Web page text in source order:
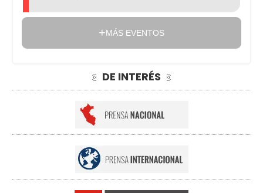
MÁS EVENTOS
DE INTERÉS